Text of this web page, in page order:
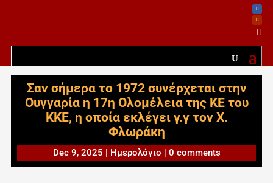

Σαν σήμερα το 1972 συνέρχεται στην
Ουγγαρία η 17η Ολομέλεια της ΚΕ του
ΚΚΕ, η οποία εκλέγει γ.γ τον Χ.
Φλωράκη
Dec 9, 2025 | Ημερολόγιο | 0 comments